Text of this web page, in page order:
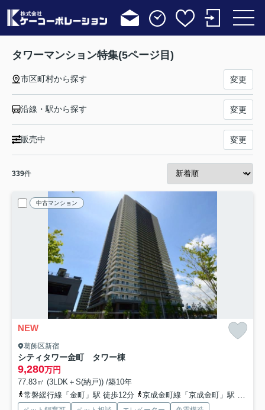
タワーマンション特集(5ページ目)
市区町村から探す 変更
沿線・駅から探す 変更
販売中 変更
339件
中古マンション
NEW
葛飾区新宿
シティタワー金町 タワー棟
9,280万円
77.83㎡ (3LDK＋S(納戸)) /築10年
常磐緩行線「金町」駅 徒歩12分
京成金町線「京成金町」駅 徒歩13分